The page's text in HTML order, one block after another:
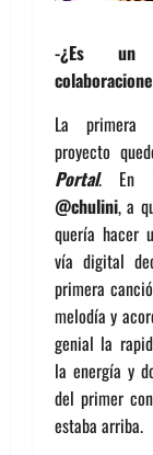
-¿Es un
La primera
proyecto
Portal. En
@chulini, a
quería hacer
vía digital
primera
melodía y
genial la
la energía y
del primer
estaba arriba.